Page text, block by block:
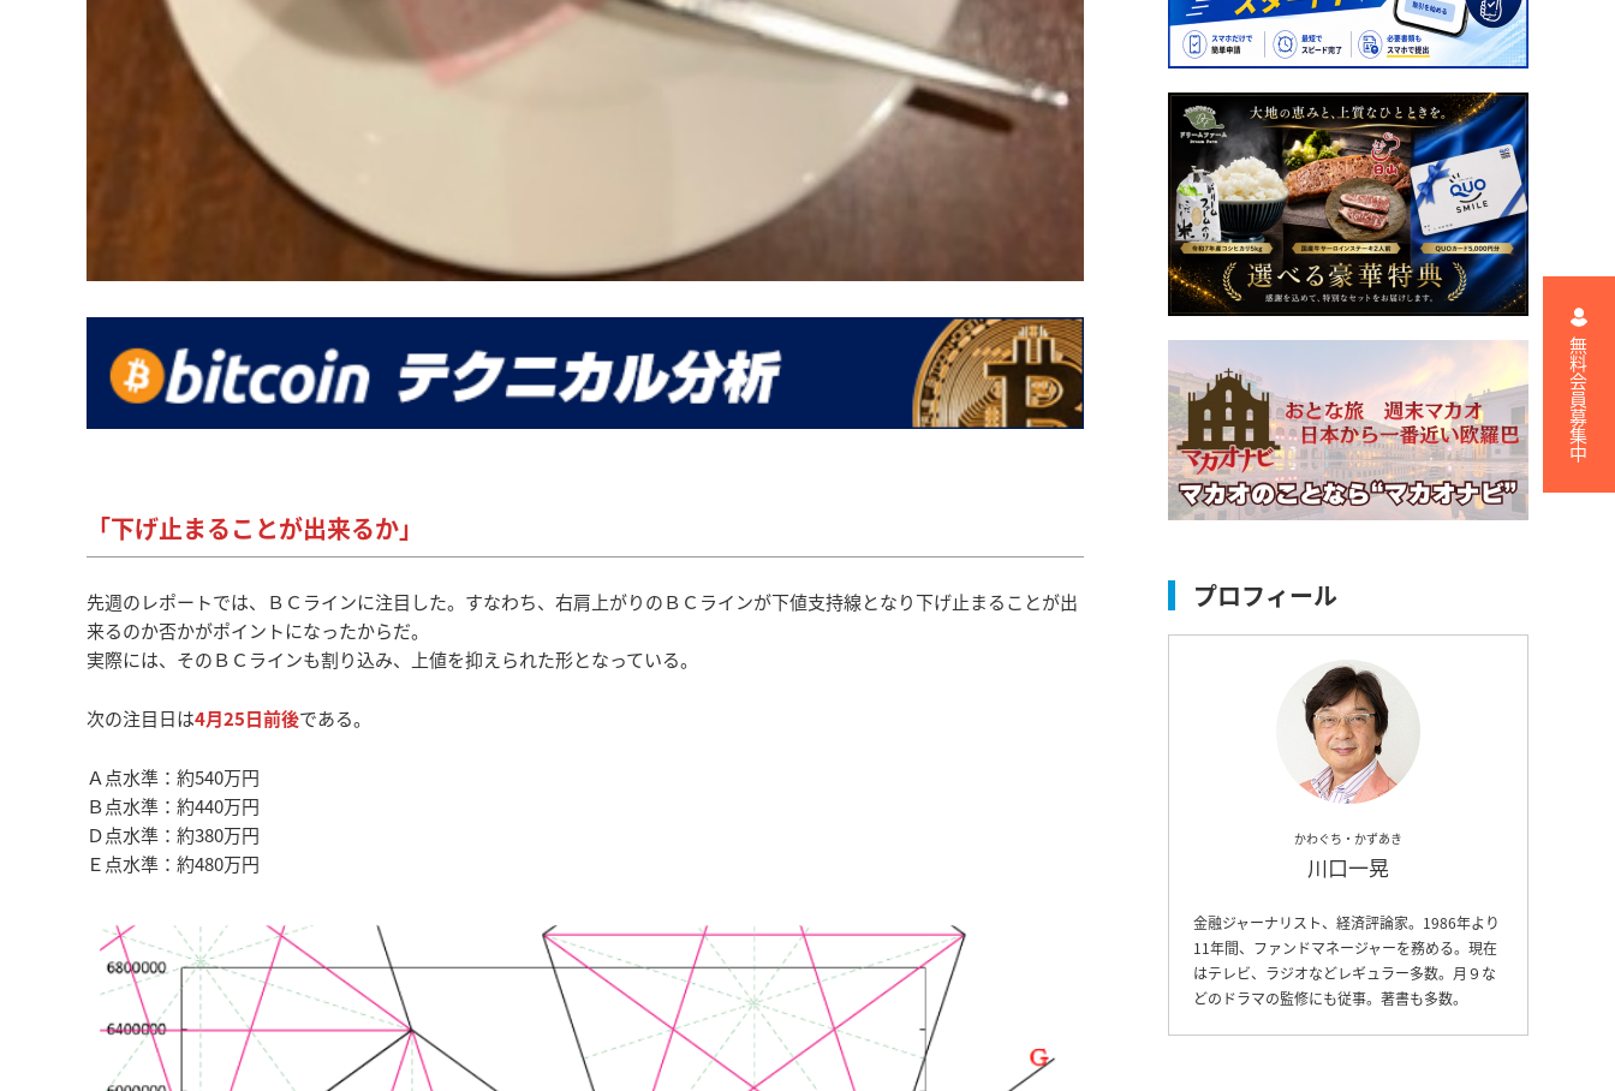
「下げ止まることが出来るか」
先週のレポートでは、ＢＣラインに注目した。すなわち、右肩上がりのＢＣラインが下値支持線となり下げ止まることが出
来るのか否かがポイントになったからだ。
実際には、そのＢＣラインも割り込み、上値を抑えられた形となっている。
次の注目日は4月25日前後である。
Ａ点水準：約540万円
Ｂ点水準：約440万円
Ｄ点水準：約380万円
Ｅ点水準：約480万円
プロフィール
かわぐち・かずあき
川口一晃
金融ジャーナリスト、経済評論家。1986年より
11年間、ファンドマネージャーを務める。現在
はテレビ、ラジオなどレギュラー多数。月９な
どのドラマの監修にも従事。著書も多数。
無料会員募集中